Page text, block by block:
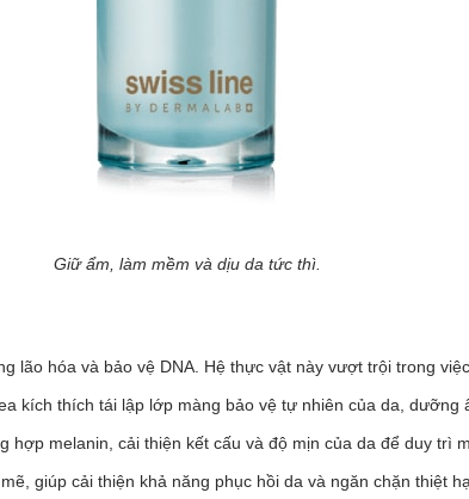
Giữ ẩm, làm mềm và dịu da tức thì.
lão hóa và bảo vệ DNA. Hệ thực vật này vượt trội trong
kích thích tái lập lớp màng bảo vệ tự nhiên của da, dưỡng
hợp melanin, cải thiện kết cấu và độ mịn của da để duy trì
giúp cải thiện khả năng phục hồi da và ngăn chặn thiệt